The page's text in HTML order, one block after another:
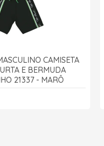
CAMISETA
E BERMUDA
21337 - MARÔ